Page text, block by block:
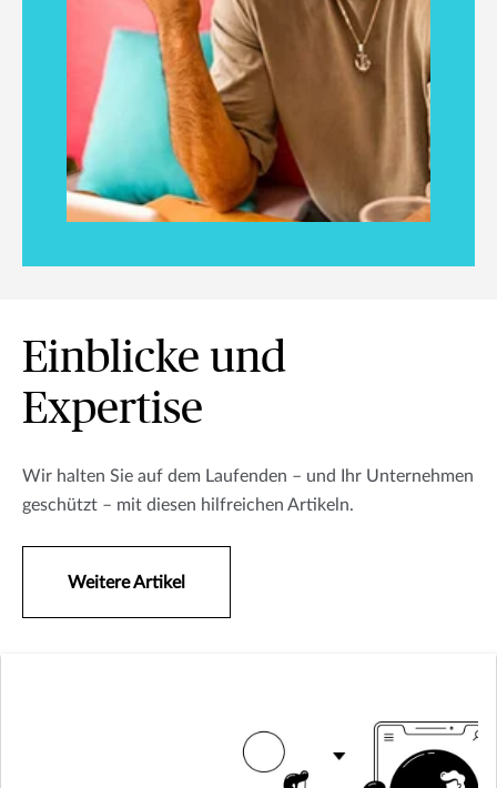
Einblicke und
Expertise
Wir halten Sie auf dem Laufenden – und Ihr Unternehmen
geschützt – mit diesen hilfreichen Artikeln.
Weitere Artikel